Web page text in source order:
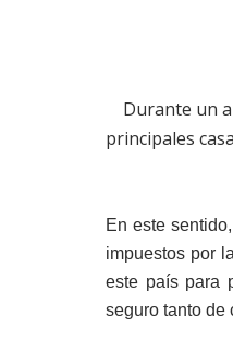
Durante un
principales
En este
impuestos por
este país para
seguro tanto de